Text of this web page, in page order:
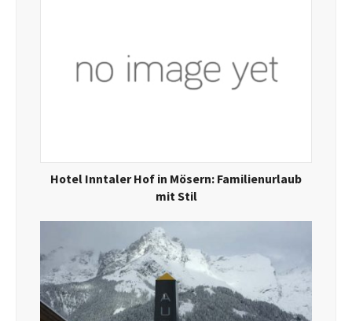
Hotel Inntaler Hof in Mösern: Familienurlaub
mit Stil